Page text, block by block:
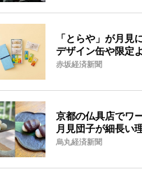
「とらや」が月見
デザイン缶や限定
赤坂経済新聞
京都の仏具店でワ
月見団子が細長い
烏丸経済新聞